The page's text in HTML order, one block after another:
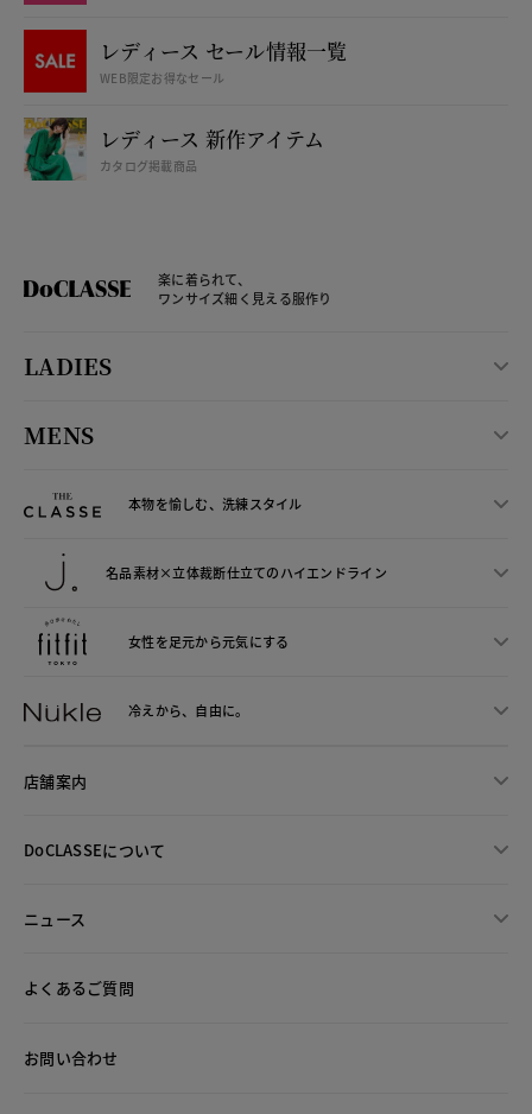
レディース セール情報一覧
WEB限定お得なセール
レディース 新作アイテム
カタログ掲載商品
楽に着られて、
ワンサイズ細く見える服作り
LADIES
MENS
本物を愉しむ、洗練スタイル
名品素材×立体裁断仕立てのハイエンドライン
女性を足元から元気にする
冷えから、 自由に。
店舗案内
DoCLASSEについて
ニュース
よくあるご質問
お問い合わせ